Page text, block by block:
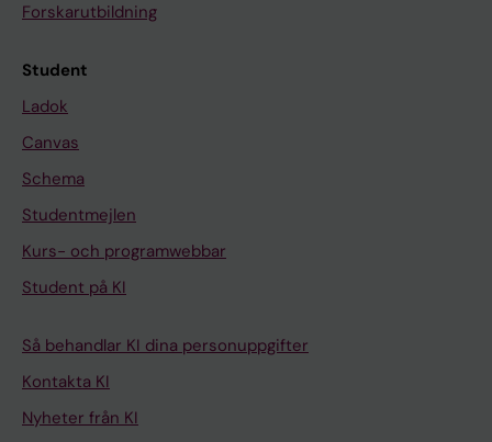
Forskarutbildning
Student
Ladok
Canvas
Schema
Studentmejlen
Kurs- och programwebbar
Student på KI
Så behandlar KI dina personuppgifter
Kontakta KI
Nyheter från KI